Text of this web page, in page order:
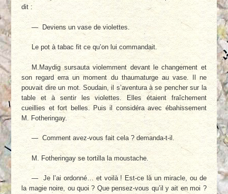
dit :
— Deviens un vase de violettes.
Le pot à tabac fit ce qu’on lui commandait.
M.Maydig sursauta violemment devant le changement et
son regard erra un moment du thaumaturge au vase. Il ne
pouvait dire un mot. Soudain, il s’aventura à se pencher sur la
table et à sentir les violettes. Elles étaient fraî­chement
cueillies et fort belles. Puis il considé­ra avec ébahissement
M. Fotheringay.
— Comment avez-vous fait cela ? deman­da-t-il.
M. Fotheringay se tortilla la moustache.
— Je l’ai ordonné… et voilà ! Est-ce là un miracle, ou de
la magie noire, ou quoi ? Que pensez-vous qu’il y ait en moi ?